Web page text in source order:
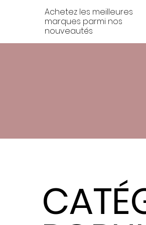
Achetez les meilleures
marques parmi nos
nouveautés